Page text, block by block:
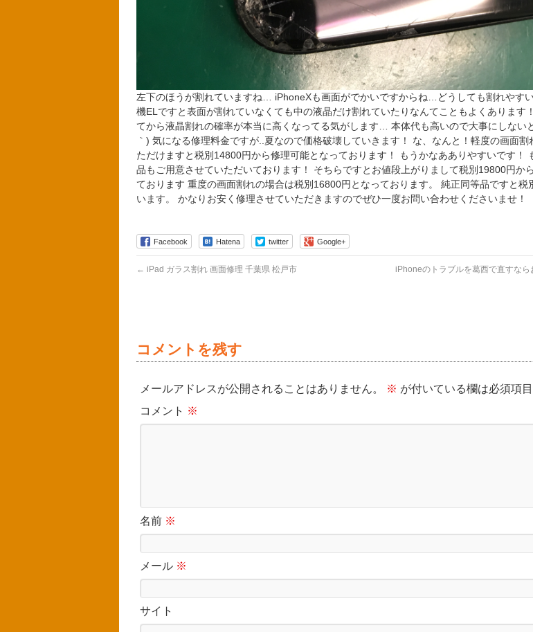
左下のほうが割れていますね… iPhoneXも画面がでかいですからね…どうしても割れやす
機ELですと表面が割れていなくても中の液晶だけ割れていたりなんてこともよくあります
てから液晶割れの確率が本当に高くなってる気がします… 本体代も高いので大事にしない
｀) 気になる修理料金ですが..夏なので価格破壊していきます！ な、なんと！軽度の画面割
ただけますと税別14800円から修理可能となっております！ もうかなあありやすいです！
品もご用意させていただいております！ そちらですとお値段上がりまして税別19800円か
ております 重度の画面割れの場合は税別16800円となっております。 純正同等品ですと税
います。 かなりお安く修理させていただきますのでぜひ一度お問い合わせくださいませ！
Facebook Hatena twitter Google+
← iPad ガラス割れ 画面修理 千葉県 松戸市 iPhoneのトラブルを葛西で直すなら
コメントを残す
メールアドレスが公開されることはありません。 ※ が付いている欄は必須項
コメント ※
名前 ※
メール ※
サイト